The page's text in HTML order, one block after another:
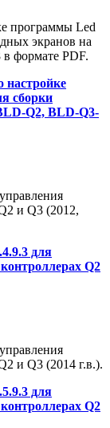
программы Led
экранов на
формате PDF.
настройке
сборки
Q2, BLD-Q3-
и Q3 (2012,
для
Q2
и Q3 (2014 г.в.).
для
Q2